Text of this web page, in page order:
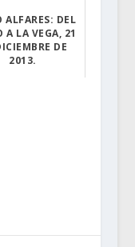
ALFARES: DEL
A LA VEGA, 21
DE
2013.